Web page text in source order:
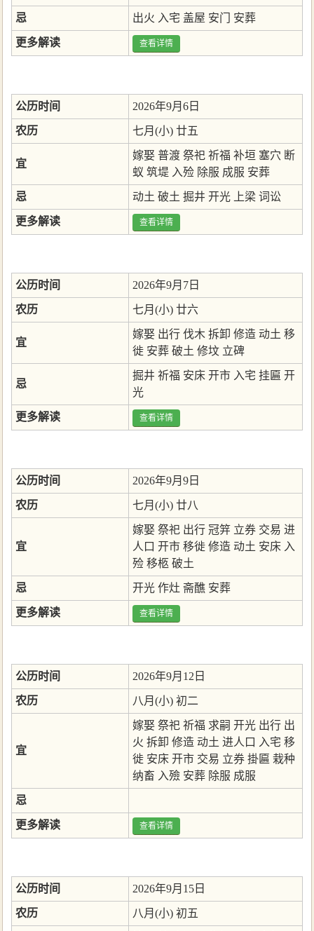
忌 出火 入宅 盖屋 安门 安葬
更多解读 查看详情
公历时间 2026年9月6日
农历 七月(小) 廿五
宜
嫁娶 普渡 祭祀 祈福 补垣 塞穴 断
蚁 筑堤 入殓 除服 成服 安葬
忌 动土 破土 掘井 开光 上梁 词讼
更多解读 查看详情
公历时间 2026年9月7日
农历 七月(小) 廿六
宜
嫁娶 出行 伐木 拆卸 修造 动土 移
徙 安葬 破土 修坟 立碑
忌
掘井 祈福 安床 开市 入宅 挂匾 开
光
更多解读 查看详情
公历时间 2026年9月9日
农历 七月(小) 廿八
宜
嫁娶 祭祀 出行 冠笄 立券 交易 进
人口 开市 移徙 修造 动土 安床 入
殓 移柩 破土
忌 开光 作灶 斋醮 安葬
更多解读 查看详情
公历时间 2026年9月12日
农历 八月(小) 初二
宜
嫁娶 祭祀 祈福 求嗣 开光 出行 出
火 拆卸 修造 动土 进人口 入宅 移
徙 安床 开市 交易 立券 掛匾 栽种
纳畜 入殮 安葬 除服 成服
忌
更多解读 查看详情
公历时间 2026年9月15日
农历 八月(小) 初五